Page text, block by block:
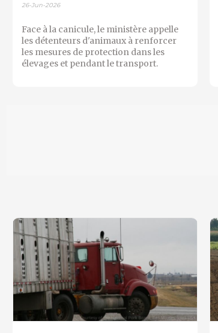
26-Jun-2026
Face à la canicule, le ministère appelle
les détenteurs d'animaux à renforcer
les mesures de protection dans les
élevages et pendant le transport.